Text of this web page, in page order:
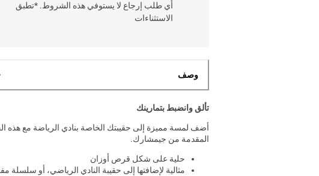
أي طلب إرجاع لا يستوفي هذه الشروط. *تطبق
الاستثناءات
وصف
تألق وانضبط بتمارينك
أضف لمسة مميزة إلى حقيبتك الخاصة بنادي الرياضة مع هذه
المقدمة من جيمشارك.
حلية على شكل قرص أوزان
مثالية لإضافتها إلى حقيبة النادي الرياضي، أو سلسلة